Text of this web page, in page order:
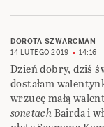
DOROTA SZWARCMAN
14 LUTEGO 2019
14:16
Dzień dobry, dziś
dostałam
wrzucę małą
sonetachBairda i